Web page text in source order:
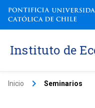
Instituto de
Inicio keyboard_arrow_right Seminarios